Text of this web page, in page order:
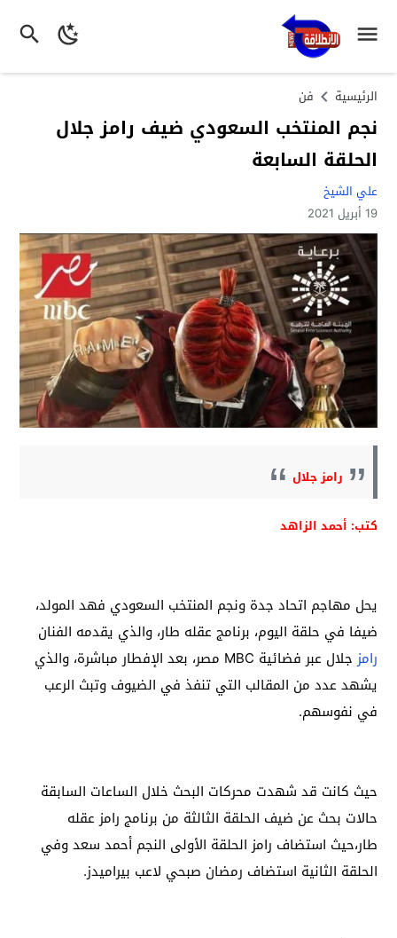
الرئيسية فن
نجم المنتخب السعودي ضيف رامز جلال
الحلقة السابعة
علي الشيخ
19 أبريل 2021
رامز جلال
كتب: أحمد الزاهد
يحل مهاجم اتحاد جدة ونجم المنتخب السعودي فهد المولد،
ضيفا في حلقة اليوم، برنامج عقله طار، والذي يقدمه الفنان
رامز
جلال عبر فضائية MBC مصر، بعد الإفطار مباشرة، والذي
يشهد عدد من المقالب التي تنفذ في الضيوف وتبث الرعب
في نفوسهم.
حيث كانت قد شهدت محركات البحث خلال الساعات السابقة
حالات بحث عن ضيف الحلقة الثالثة من برنامج رامز عقله
طار،حيث استضاف رامز الحلقة الأولى النجم أحمد سعد وفي
الحلقة الثانية استضاف رمضان صبحي لاعب بيراميدز.